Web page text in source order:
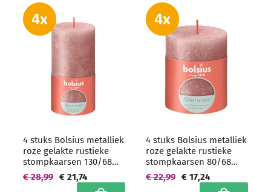
4 stuks Bolsius metalliek
roze gelakte rustieke
stompkaarsen 130/68
mm (60 uur) -
grootverpakking
€ 21,74
€ 28,99
4 stuks Bolsius metalliek
roze gelakte rustieke
stompkaarsen 80/68
mm (35 uur) -
grootverpakking
€ 17,24
€ 22,99